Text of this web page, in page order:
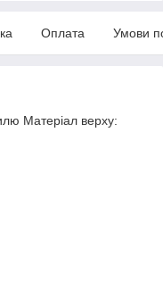
Оплата Умови
Матеріал верху: